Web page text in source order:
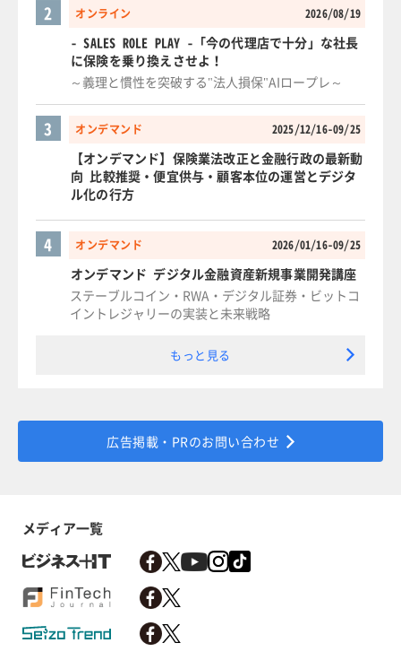
オンライン 2026/08/19
2
- SALES ROLE PLAY -「今の代理店で十分」な社長
に保険を乗り換えさせよ！
～義理と慣性を突破する"法人損保"AIロープレ～
オンデマンド 2025/12/16-09/25
3
【オンデマンド】保険業法改正と金融行政の最新動
向 比較推奨・便宜供与・顧客本位の運営とデジタ
ル化の行方
オンデマンド 2026/01/16-09/25
4
オンデマンド デジタル金融資産新規事業開発講座
ステーブルコイン・RWA・デジタル証券・ビットコ
イントレジャリーの実装と未来戦略
もっと見る
広告掲載・PRのお問い合わせ
メディア一覧